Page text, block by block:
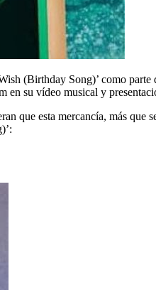
(Birthday Song)’ como
en su vídeo musical y
que esta mercancía, más que